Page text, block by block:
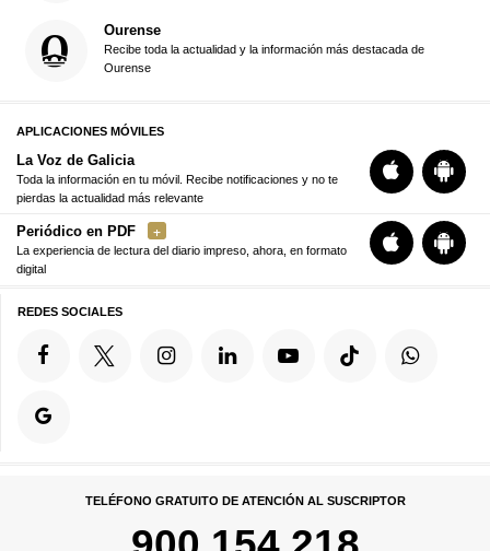
Ourense
Recibe toda la actualidad y la información más destacada de
Ourense
APLICACIONES MÓVILES
La Voz de Galicia
Toda la información en tu móvil. Recibe notificaciones y no te
pierdas la actualidad más relevante
Periódico en PDF
La experiencia de lectura del diario impreso, ahora, en formato
digital
REDES SOCIALES
TELÉFONO GRATUITO DE ATENCIÓN AL SUSCRIPTOR